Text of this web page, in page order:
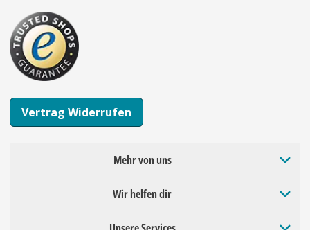
Vertrag Widerrufen
Mehr von uns
Wir helfen dir